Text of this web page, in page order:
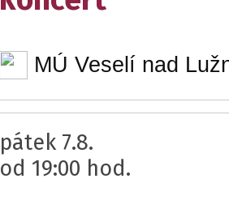
MÚ Veselí nad
pátek 7.8.
od 19:00 hod.